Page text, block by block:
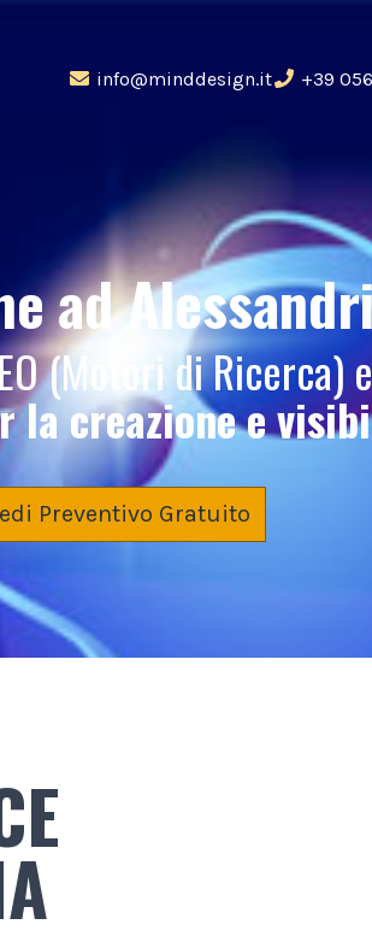
info@minddesign.it +39
ad
(Motori di Ricerca)
la creazione e
Preventivo Gratuito